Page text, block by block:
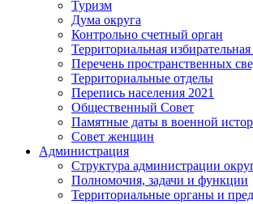
Туризм
Дума округа
Контрольно счетный орган
Территориальная
Перечень пространственных
Территориальные отделы
Перепись населения 2021
Общественный Совет
Памятные даты в военной
Совет женщин
Администрация
Структура администрации
Полномочия, задачи и функции
Территориальные органы и